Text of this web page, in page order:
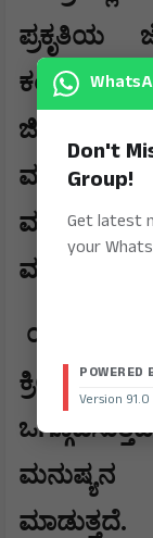
ಪ್ರಕೃತಿಯ
ಜೀವನಶೈಲಿ
ಮೂಲಕ
ಮತ್ತು
ಮಾಡುತ್ತದೆ.
ಯೋಗವು
ಕ್ರಿಯೆ
,
ಮನುಷ್ಯನ
ಮಾಡುತ್ತದೆ.
Don't
Group!
Get latest
your
POWERED
Version